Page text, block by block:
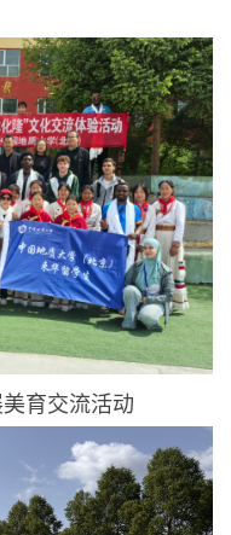
育交流活动